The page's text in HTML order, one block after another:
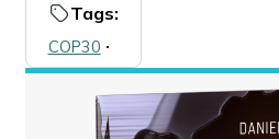
Tags:
COP30 🞌